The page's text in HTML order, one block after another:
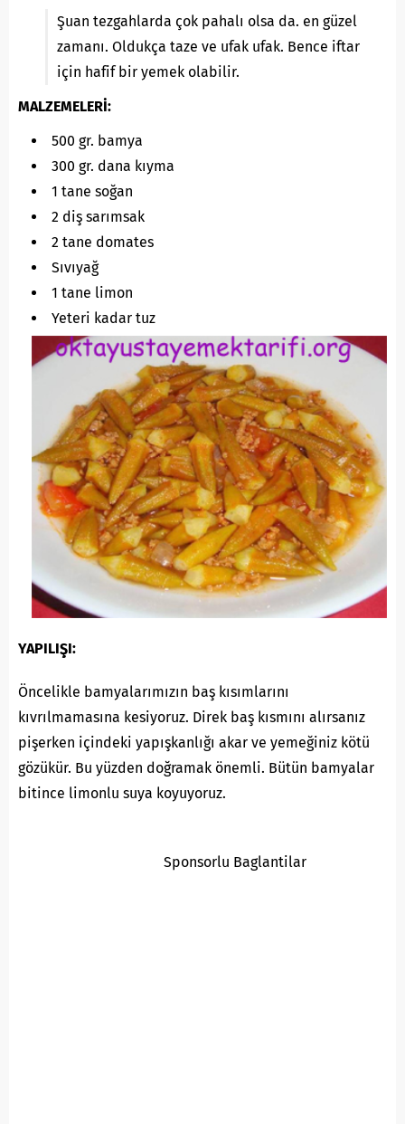
Şuan tezgahlarda çok pahalı olsa da. en güzel
zamanı. Oldukça taze ve ufak ufak. Bence iftar
için hafif bir yemek olabilir.
MALZEMELERİ:
500 gr. bamya
300 gr. dana kıyma
1 tane soğan
2 diş sarımsak
2 tane domates
Sıvıyağ
1 tane limon
Yeteri kadar tuz
YAPILIŞI:
Öncelikle bamyalarımızın baş kısımlarını
kıvrılmamasına kesiyoruz. Direk baş kısmını alırsanız
pişerken içindeki yapışkanlığı akar ve yemeğiniz kötü
gözükür. Bu yüzden doğramak önemli. Bütün bamyalar
bitince limonlu suya koyuyoruz.
Sponsorlu Baglantilar